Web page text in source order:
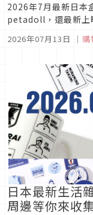
2026年7月最新日本
petadoll，還最新上
色等多款盒玩，現
哪些值得入手的吧！
2026年07月13日 ｜ 購
日本最新生活
周邊等你來收